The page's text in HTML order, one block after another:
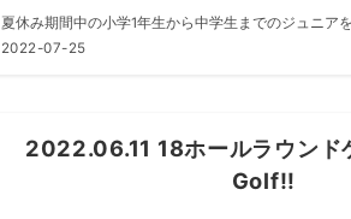
夏休み期間中の小学1年生から中学生までのジュニア
2022-07-25
2022.06.11 18ホールラウン
Golf‼